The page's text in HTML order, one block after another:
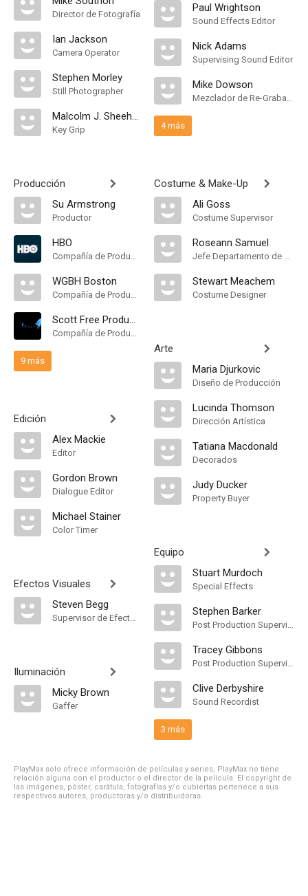
Director de Fotografía
Ian Jackson
Camera Operator
Stephen Morley
Still Photographer
Malcolm J. Sheehan
Key Grip
Producción
Su Armstrong
Productor
HBO
Compañía de Produccion
WGBH Boston
Compañía de Produccion
Scott Free Productions
Compañía de Produccion
9 más
Edición
Alex Mackie
Editor
Gordon Brown
Dialogue Editor
Michael Stainer
Color Timer
Efectos Visuales
Steven Begg
Supervisor de Efectos Visuales
Iluminación
Micky Brown
Gaffer
Paul Wrightson
Sound Effects Editor
Nick Adams
Supervising Sound Editor
Mike Dowson
Mezclador de Re-Grabación de Sonido
4 más
Costume & Make-Up
Ali Goss
Costume Supervisor
Roseann Samuel
Jefe Departamento de Maquillaje, Hair Department Head
Stewart Meachem
Costume Designer
Arte
Maria Djurkovic
Diseño de Producción
Lucinda Thomson
Dirección Artística
Tatiana Macdonald
Decorados
Judy Ducker
Property Buyer
Equipo
Stuart Murdoch
Special Effects
Stephen Barker
Post Production Supervisor
Tracey Gibbons
Post Production Supervisor
Clive Derbyshire
Sound Recordist
3 más
PlayMax solo ofrece información de películas y series, PlayMax no tiene
relación alguna con el productor o el director de la película. El copyright de
las imágenes, póster, carátula, fotografías y/o cubiertas pertenece a sus
respectivos autores, productoras y/o distribuidoras.